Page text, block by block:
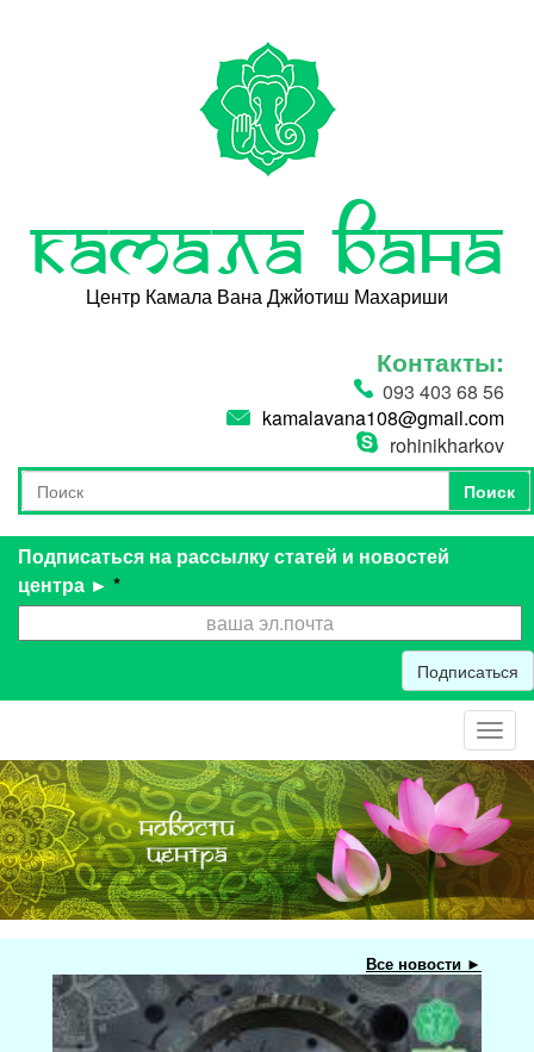
Камала Вана
Центр Камала Вана Джйотиш Махариши
Контакты:
093 403 68 56
kamalavana108@gmail.com
rohinikharkov
Форма поиска
Поиск
Поиск
Подписаться на рассылку статей и новостей
центра ► *
Подписаться
Все новости ►